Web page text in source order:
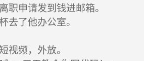
职申请发到钱进邮箱。
去了他办公室。
视频，外放。